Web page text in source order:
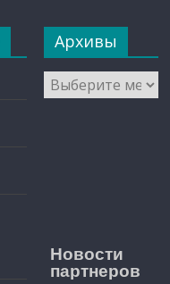
Архивы
Архивы
Новости
партнеров